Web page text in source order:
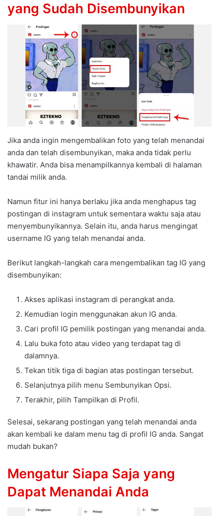
yang Sudah Disembunyikan
Jika anda ingin mengembalikan foto yang telah menandai
anda dan telah disembunyikan, maka anda tidak perlu
khawatir. Anda bisa menampilkannya kembali di halaman
tandai milik anda.
Namun fitur ini hanya berlaku jika anda menghapus tag
postingan di instagram untuk sementara waktu saja atau
menyembunyikannya. Selain itu, anda harus mengingat
username IG yang telah menandai anda.
Berikut langkah-langkah cara mengembalikan tag IG yang
disembunyikan:
Akses aplikasi instagram di perangkat anda.
Kemudian login menggunakan akun IG anda.
Cari profil IG pemilik postingan yang menandai anda.
Lalu buka foto atau video yang terdapat tag di
dalamnya.
Tekan titik tiga di bagian atas postingan tersebut.
Selanjutnya pilih menu Sembunyikan Opsi.
Terakhir, pilih Tampilkan di Profil.
Selesai, sekarang postingan yang telah menandai anda
akan kembali ke dalam menu tag di profil IG anda. Sangat
mudah bukan?
Mengatur Siapa Saja yang
Dapat Menandai Anda